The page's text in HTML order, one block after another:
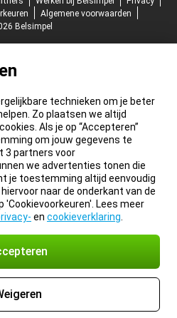
Algemene voorwaarden
Belsimpel
technieken om je beter
Zo plaatsen we altijd
Als je op “Accepteren”
om jouw gegevens te
3 partners voor
we advertenties tonen die
je toestemming altijd eenvoudig
naar de onderkant van de
'Cookievoorkeuren'. Lees meer
en cookieverklaring